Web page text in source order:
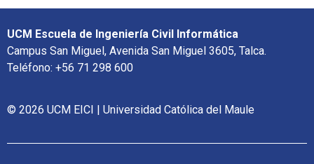
UCM Escuela de Ingeniería Civil Informática
Campus San Miguel, Avenida San Miguel 3605, Talca.
Teléfono: +56 71 298 600
© 2026 UCM EICI | Universidad Católica del Maule